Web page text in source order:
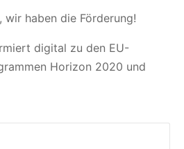
wir haben die Förderung!
digital zu den EU-
Horizon 2020 und